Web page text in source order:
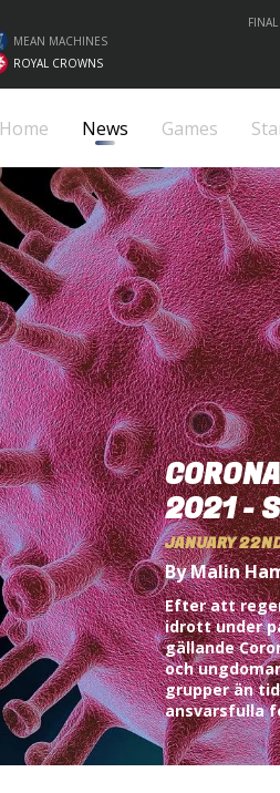
FINAL
MEAN MACHINES
ROYAL CROWNS
Home News Games
2021 -
JANUARY
By Malin
Efter att
idrott under
gällande
och
grupper än
ansvarsfulla